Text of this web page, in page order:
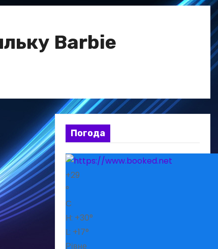
Barbie
Погода
+29
°
C
H: +30°
L: +17°
Рівне